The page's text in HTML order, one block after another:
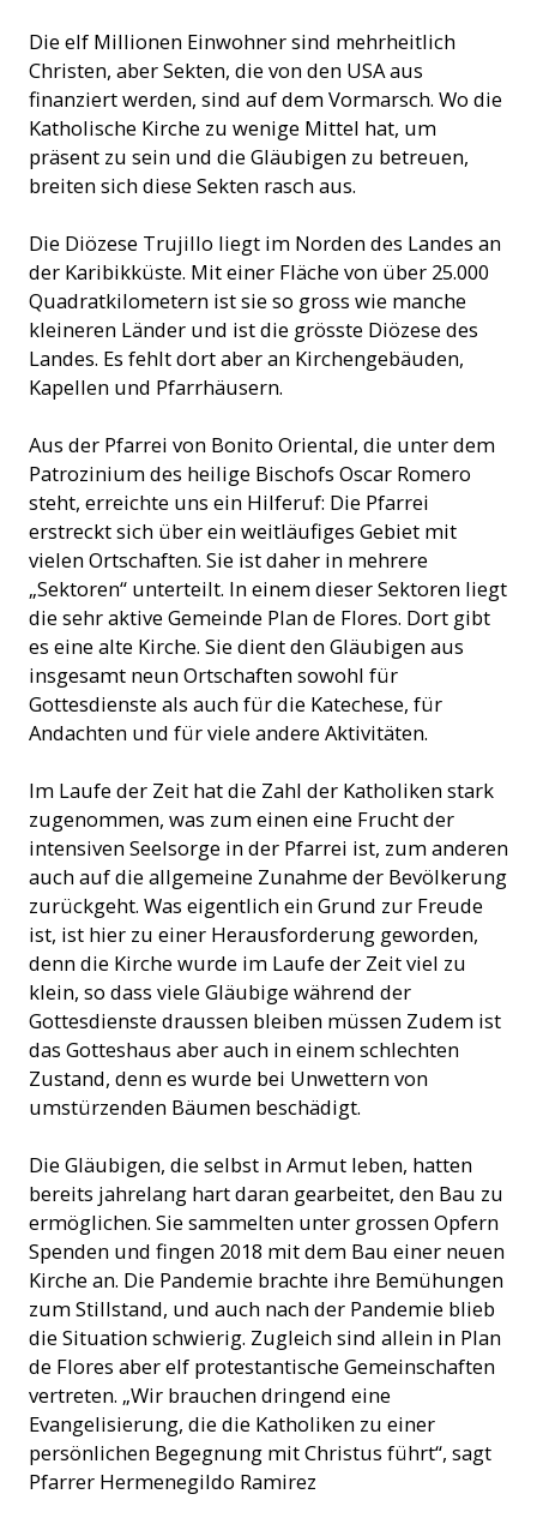
Die elf Millionen Einwohner sind mehrheitlich
Christen, aber Sekten, die von den USA aus
finanziert werden, sind auf dem Vormarsch. Wo die
Katholische Kirche zu wenige Mittel hat, um
präsent zu sein und die Gläubigen zu betreuen,
breiten sich diese Sekten rasch aus.
Die Diözese Trujillo liegt im Norden des Landes an
der Karibikküste. Mit einer Fläche von über 25.000
Quadratkilometern ist sie so gross wie manche
kleineren Länder und ist die grösste Diözese des
Landes. Es fehlt dort aber an Kirchengebäuden,
Kapellen und Pfarrhäusern.
Aus der Pfarrei von Bonito Oriental, die unter dem
Patrozinium des heilige Bischofs Oscar Romero
steht, erreichte uns ein Hilferuf: Die Pfarrei
erstreckt sich über ein weitläufiges Gebiet mit
vielen Ortschaften. Sie ist daher in mehrere
„Sektoren“ unterteilt. In einem dieser Sektoren liegt
die sehr aktive Gemeinde Plan de Flores. Dort gibt
es eine alte Kirche. Sie dient den Gläubigen aus
insgesamt neun Ortschaften sowohl für
Gottesdienste als auch für die Katechese, für
Andachten und für viele andere Aktivitäten.
Im Laufe der Zeit hat die Zahl der Katholiken stark
zugenommen, was zum einen eine Frucht der
intensiven Seelsorge in der Pfarrei ist, zum anderen
auch auf die allgemeine Zunahme der Bevölkerung
zurückgeht. Was eigentlich ein Grund zur Freude
ist, ist hier zu einer Herausforderung geworden,
denn die Kirche wurde im Laufe der Zeit viel zu
klein, so dass viele Gläubige während der
Gottesdienste draussen bleiben müssen Zudem ist
das Gotteshaus aber auch in einem schlechten
Zustand, denn es wurde bei Unwettern von
umstürzenden Bäumen beschädigt.
Die Gläubigen, die selbst in Armut leben, hatten
bereits jahrelang hart daran gearbeitet, den Bau zu
ermöglichen. Sie sammelten unter grossen Opfern
Spenden und fingen 2018 mit dem Bau einer neuen
Kirche an. Die Pandemie brachte ihre Bemühungen
zum Stillstand, und auch nach der Pandemie blieb
die Situation schwierig. Zugleich sind allein in Plan
de Flores aber elf protestantische Gemeinschaften
vertreten. „Wir brauchen dringend eine
Evangelisierung, die die Katholiken zu einer
persönlichen Begegnung mit Christus führt“, sagt
Pfarrer Hermenegildo Ramirez